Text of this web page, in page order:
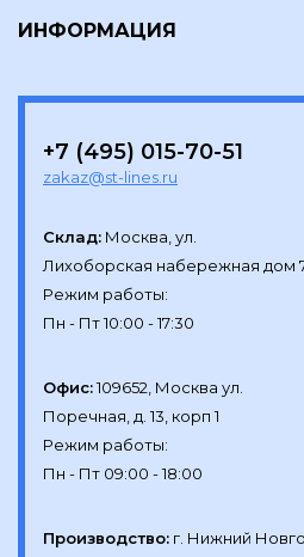
ИНФОРМАЦИЯ
+7 (495) 015-70-51
zakaz@st-lines.ru
Склад: Москва, ул.
Лихоборская набережная дом
Режим работы:
Офис:109652, Москва ул.
Поречная, д. 13, корп 1
Режим работы:
Производство: г. Нижний